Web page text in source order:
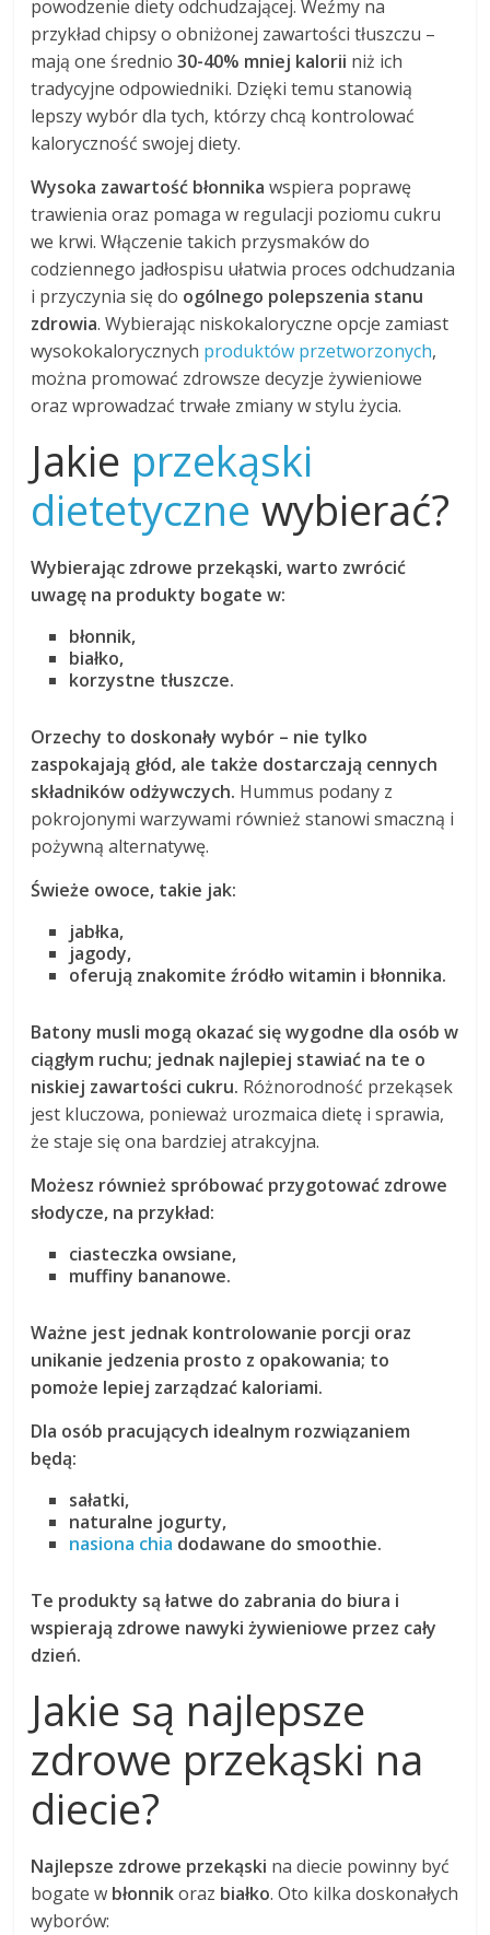
powodzenie diety odchudzającej. Weźmy na
przykład chipsy o obniżonej zawartości tłuszczu –
mają one średnio30-40% mniej kalorii niż ich
tradycyjne odpowiedniki. Dzięki temu stanowią
lepszy wybór dla tych, którzy chcą kontrolować
kaloryczność swojej diety.
Wysoka zawartość błonnika wspiera poprawę
trawienia oraz pomaga w regulacji poziomu cukru
we krwi. Włączenie takich przysmaków do
codziennego jadłospisu ułatwia proces odchudzania
i przyczynia się do ogólnego polepszenia stanu
zdrowia. Wybierając niskokaloryczne opcje zamiast
wysokokalorycznych produktów przetworzonych,
można promować zdrowsze decyzje żywieniowe
oraz wprowadzać trwałe zmiany w stylu życia.
Jakie przekąski
dietetyczne wybierać?
Wybierając zdrowe przekąski, warto zwrócić
uwagę na produkty bogate w:
błonnik,
białko,
korzystne tłuszcze.
Orzechy to doskonały wybór – nie tylko
zaspokajają głód, ale także dostarczają cennych
składników odżywczych. Hummus podany z
pokrojonymi warzywami również stanowi smaczną i
pożywną alternatywę.
Świeże owoce, takie jak:
jabłka,
jagody,
oferują znakomite źródło witamin i błonnika.
Batony musli mogą okazać się wygodne dla osób w
ciągłym ruchu; jednak najlepiej stawiać na te o
niskiej zawartości cukru. Różnorodność przekąsek
jest kluczowa, ponieważ urozmaica dietę i sprawia,
że staje się ona bardziej atrakcyjna.
Możesz również spróbować przygotować zdrowe
słodycze, na przykład:
ciasteczka owsiane,
muffiny bananowe.
Ważne jest jednak kontrolowanie porcji oraz
unikanie jedzenia prosto z opakowania; to
pomoże lepiej zarządzać kaloriami.
Dla osób pracujących idealnym rozwiązaniem
będą:
sałatki,
naturalne jogurty,
nasiona chia dodawane do smoothie.
Te produkty są łatwe do zabrania do biura i
wspierają zdrowe nawyki żywieniowe przez cały
dzień.
Jakie są najlepsze
zdrowe przekąski na
diecie?
Najlepsze zdrowe przekąski na diecie powinny być
bogate w błonnikoraz białko. Oto kilka doskonałych
wyborów: